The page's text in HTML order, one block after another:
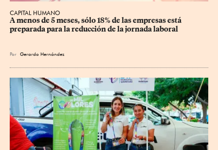
CAPITAL HUMANO
A menos de 5 meses, sólo 18% de las empresas está
preparada para la reducción de la jornada laboral
Por Gerardo Hernández